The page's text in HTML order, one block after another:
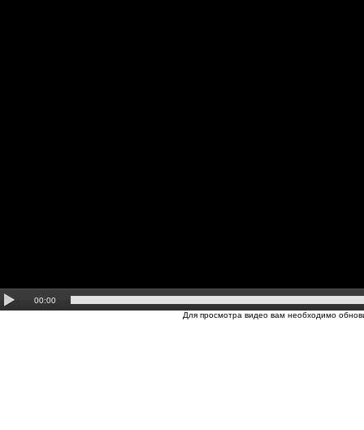
00:00
Для просмотра видео вам необходимо